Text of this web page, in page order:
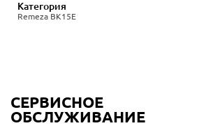
Remeza ВК15Е
Категория
СЕРВИСНОЕ
ОБСЛУЖИВАНИЕ